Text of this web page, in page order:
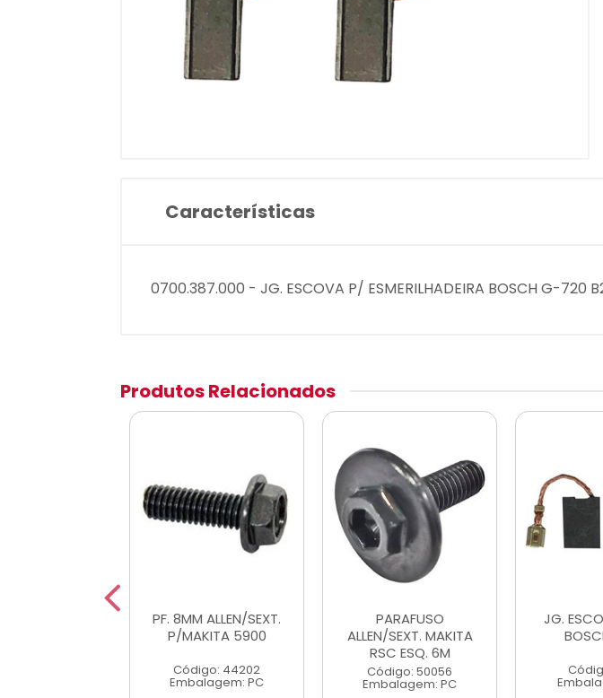
Características
0700.387.000 - JG. ESCOVA P/ ESMERILHADEIRA BOSCH G-720
Produtos Relacionados
PF. 8MM ALLEN/SEXT.
P/MAKITA 5900
Código: 44202
Embalagem: PC
PARAFUSO
ALLEN/SEXT. MAKITA
RSC ESQ. 6M
Código: 50056
Embalagem: PC
JG.